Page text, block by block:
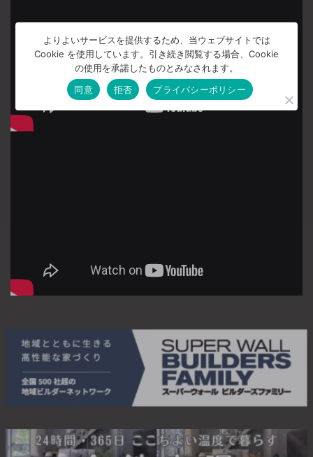
よりよいサービスを提供するため、当ウェブサイトでは
Cookie を使用しています。引き続き閲覧する場合、Cookie
の使用を承諾したものとみなされます。
同意
拒否 プライバシーポリシー